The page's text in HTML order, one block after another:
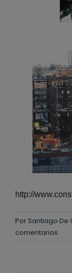
http://
Por Santiago De
comentarios